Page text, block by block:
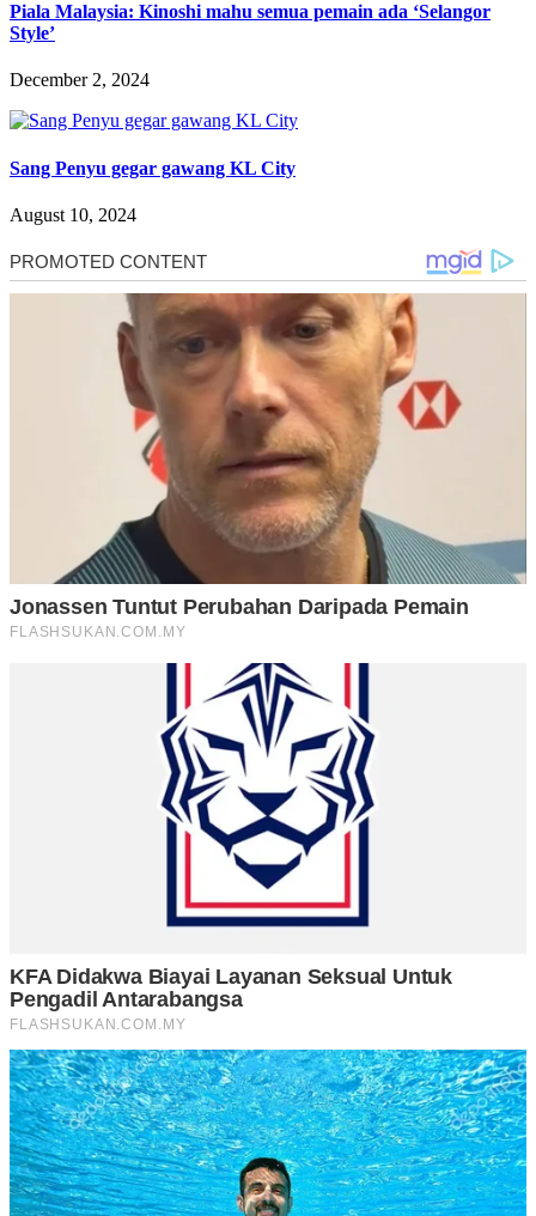
Piala Malaysia: Kinoshi mahu semua pemain ada ‘Selangor
Style’
December 2, 2024
Sang Penyu gegar gawang KL City
August 10, 2024